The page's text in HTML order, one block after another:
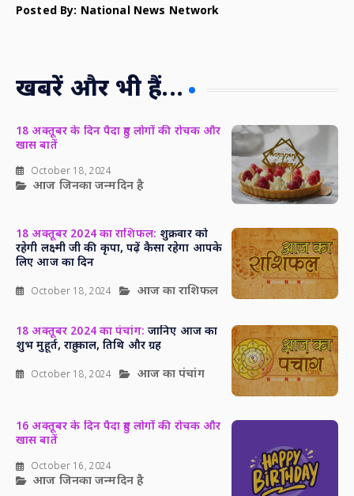
Posted By: National News Network
खबरें और भी हैं...
18 अक्तूबर के दिन पैदा हुए लोगों की रोचक और
खास बातें
October 18, 2024
आज जिनका जन्मदिन है
18 अक्तूबर 2024 का राशिफल: शुक्रवार को
रहेगी लक्ष्मी जी की कृपा, पढ़ें कैसा रहेगा आपके
लिए आज का दिन
October 18, 2024 आज का राशिफल
18 अक्तूबर 2024 का पंचांग: जानिए आज का
शुभ मुहूर्त, राहु काल, तिथि और ग्रह
October 18, 2024 आज का पंचांग
16 अक्तूबर के दिन पैदा हुए लोगों की रोचक और
खास बातें
October 16, 2024
आज जिनका जन्मदिन है